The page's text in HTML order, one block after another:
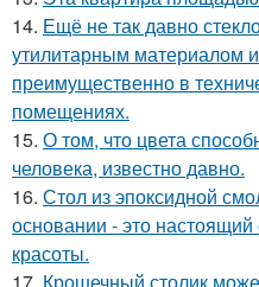
14. Ещё не так давно
утилитарным материалом
преимущественно в
помещениях.
15. О том, что цвета
человека, известно давно.
16. Стол из эпоксидной
основании - это
красоты.